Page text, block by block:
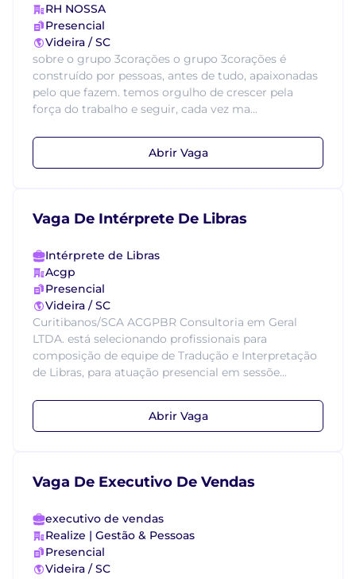
RH NOSSA
Presencial
Videira / SC
sobre o grupo 3corações o grupo 3corações é
construído por pessoas, antes de tudo, apaixonadas
pelo que fazem. temos orgulho de crescer pela
força do trabalho e seguir, cada vez ma...
Abrir Vaga
Vaga De Intérprete De Libras
Intérprete de Libras
Acgp
Presencial
Videira / SC
Curitibanos/SCA ACGPBR Consultoria em Geral
LTDA. está selecionando profissionais para
composição de equipe de Tradução e Interpretação
de Libras, para atuação presencial em sessõe...
Abrir Vaga
Vaga De Executivo De Vendas
executivo de vendas
Realize | Gestão & Pessoas
Presencial
Videira / SC